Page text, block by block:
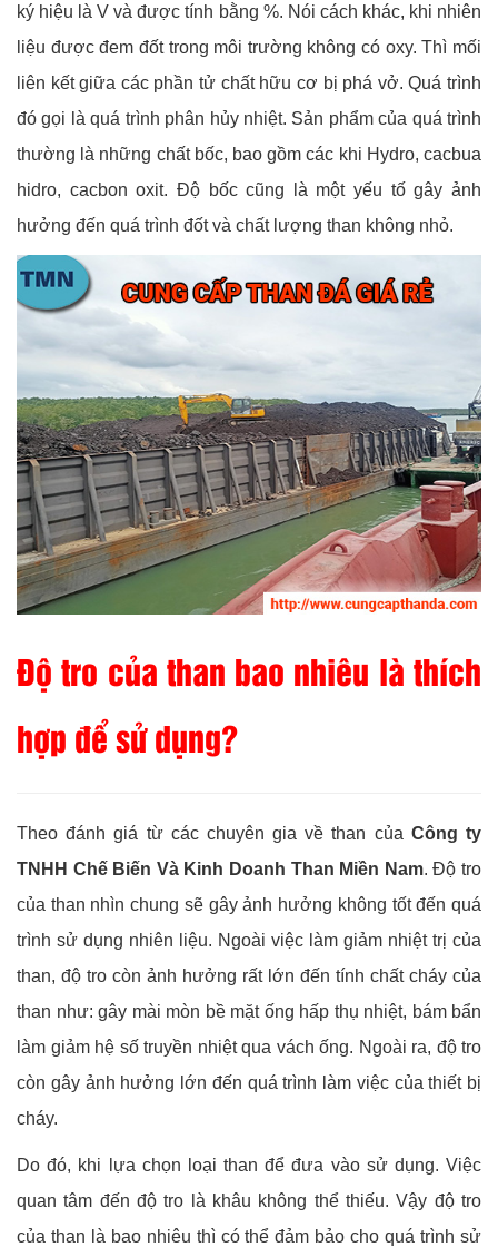
ký hiệu là V và được tính bằng %. Nói cách khác, khi nhiên
liệu được đem đốt trong môi trường không có oxy. Thì mối
liên kết giữa các phần tử chất hữu cơ bị phá vở. Quá trình
đó gọi là quá trình phân hủy nhiệt. Sản phẩm của quá trình
thường là những chất bốc, bao gồm các khi Hydro, cacbua
hidro, cacbon oxit. Độ bốc cũng là một yếu tố gây ảnh
hưởng đến quá trình đốt và chất lượng than không nhỏ.
Độ tro của than bao nhiêu là thích
hợp để sử dụng?
Theo đánh giá từ các chuyên gia về than của Công ty
TNHH Chế Biến Và Kinh Doanh Than Miền Nam. Độ tro
của than nhìn chung sẽ gây ảnh hưởng không tốt đến quá
trình sử dụng nhiên liệu. Ngoài việc làm giảm nhiệt trị của
than, độ tro còn ảnh hưởng rất lớn đến tính chất cháy của
than như: gây mài mòn bề mặt ống hấp thụ nhiệt, bám bẩn
làm giảm hệ số truyền nhiệt qua vách ống. Ngoài ra, độ tro
còn gây ảnh hưởng lớn đến quá trình làm việc của thiết bị
cháy.
Do đó, khi lựa chọn loại than để đưa vào sử dụng. Việc
quan tâm đến độ tro là khâu không thể thiếu. Vậy độ tro
của than là bao nhiêu thì có thể đảm bảo cho quá trình sử